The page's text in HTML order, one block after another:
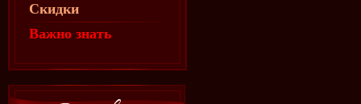
Скидки
Важно знать